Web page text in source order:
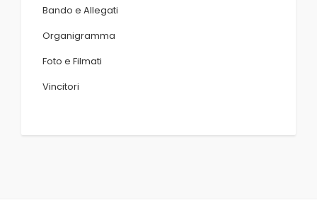
Bando e Allegati
Organigramma
Foto e Filmati
Vincitori